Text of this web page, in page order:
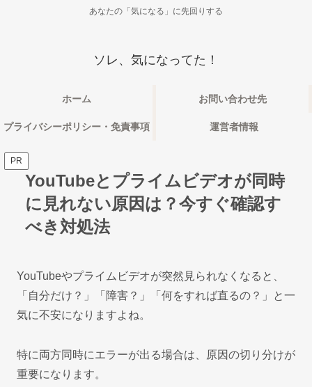
あなたの「気になる」に先回りする
ソレ、気になってた！
ホーム お問い合わせ先
プライバシーポリシー・免責事項 運営者情報
PR
YouTubeとプライムビデオが同時
に見れない原因は？今すぐ確認す
べき対処法
YouTubeやプライムビデオが突然見られなくなると、
「自分だけ？」「障害？」「何をすれば直るの？」と一
気に不安になりますよね。
特に両方同時にエラーが出る場合は、原因の切り分けが
重要になります。